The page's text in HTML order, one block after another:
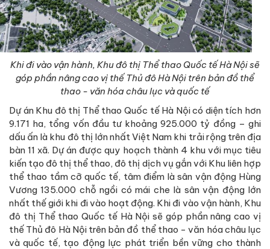
Khi đi vào vận hành, Khu đô thị Thể thao Quốc tế Hà Nội sẽ
góp phần nâng cao vị thế Thủ đô Hà Nội trên bản đồ thể
thao - văn hóa châu lục và quốc tế
Dự án Khu đô thị Thể thao Quốc tế Hà Nội có diện tích hơn
9.171 ha, tổng vốn đầu tư khoảng 925.000 tỷ đồng – ghi
dấu ấn là khu đô thị lớn nhất Việt Nam khi trải rộng trên địa
bàn 11 xã. Dự án được quy hoạch thành 4 khu với mục tiêu
kiến tạo đô thị thể thao, đô thị dịch vụ gắn với Khu liên hợp
thể thao tầm cỡ quốc tế, tâm điểm là sân vận động Hùng
Vương 135.000 chỗ ngồi có mái che là sân vận động lớn
nhất thế giới khi đi vào hoạt động. Khi đi vào vận hành, Khu
đô thị Thể thao Quốc tế Hà Nội sẽ góp phần nâng cao vị
thế Thủ đô Hà Nội trên bản đồ thể thao - văn hóa châu lục
và quốc tế, tạo động lực phát triển bền vững cho thành